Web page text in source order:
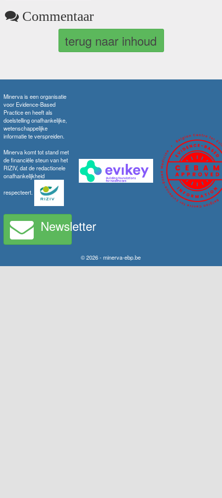
Commentaar
terug naar inhoud
Minerva is een organisatie
voor Evidence-Based
Practice en heeft als
doelstelling onafhankelijke,
wetenschappelijke
informatie te verspreiden.
Minerva komt tot stand met
de financiële steun van het
RIZIV, dat de redactionele
onafhankelijkheid
respecteert.
Newsletter
© 2026 - minerva-ebp.be